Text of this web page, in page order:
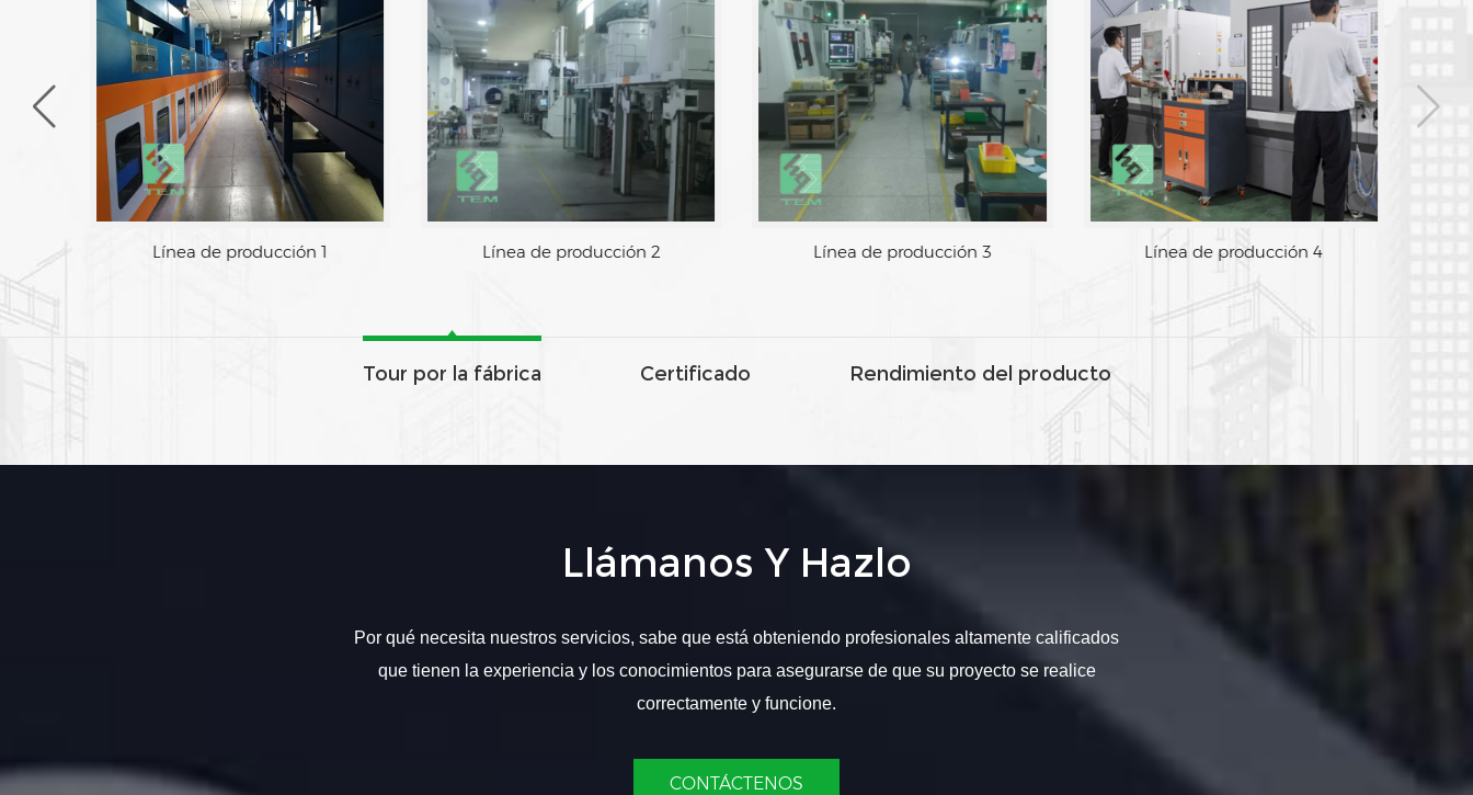
Línea de producción 1 Línea de producción 2 Línea de producción 3 Línea de producción 4
Tour por la fábrica Certificado Rendimiento del producto
Llámanos Y Hazlo
Por qué necesita nuestros servicios, sabe que está obteniendo profesionales altamente calificados
que tienen la experiencia y los conocimientos para asegurarse de que su proyecto se realice
correctamente y funcione.
CONTÁCTENOS